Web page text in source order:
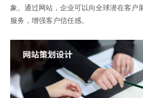
象。通过网站，企业可以向全球潜在客户
服务，增强客户信任感。